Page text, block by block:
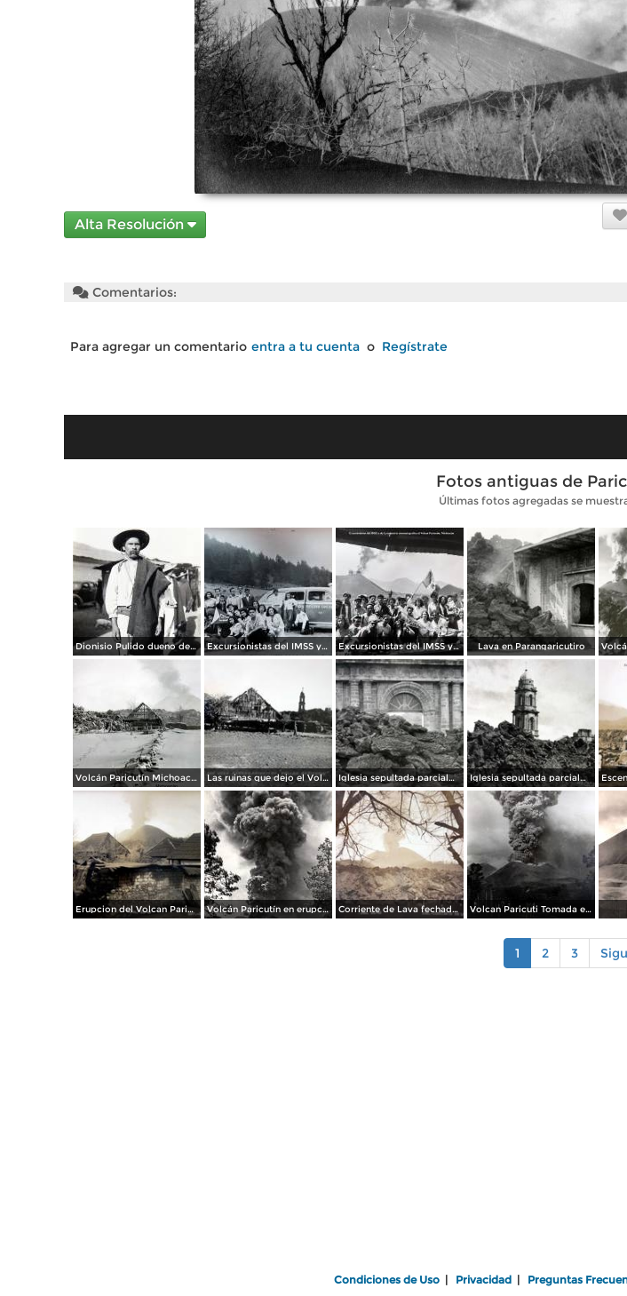
Alta Resolución
Comentarios:
Para agregar un comentario entra a tu cuenta o Regístrate
Fotos antiguas de
Últimas fotos agregadas se
Dionisio Pulido dueno del terreno llamado Cuyutziro donde nacio el Volcan ( El 18 deAbril de 1943 ). Excursionistas del IMSS y de La industria cinematografica al Volcan Paricutín, Michoacán Excursionistas del IMSS y de La industria cinematografica al Volcan Paricutín, Michoacán Lava en Parangaricutiro
Volcán Paricutín Michoacán. Las ruinas que dejo el Volcan Paricuti. Iglesia sepultada parcialmente por el Volcan. Iglesia sepultada parcialmente por el Volcan.
Erupcion del Volcan Paricuti el dia 21 de Junio de 1943 Volcán Paricutín en erupción (1943) Corriente de Lava fechada el dia 21 de Junio de 1943 Volcan Paricuti Tomada el dia 16 de Julio de 1943
1 2 3
Condiciones de Uso Privacidad Preguntas